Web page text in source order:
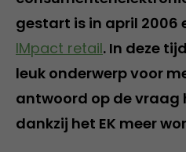
gestart is in april 2006
IMpact retail. In deze
leuk onderwerp voor
antwoord op de vraag
dankzij het EK meer